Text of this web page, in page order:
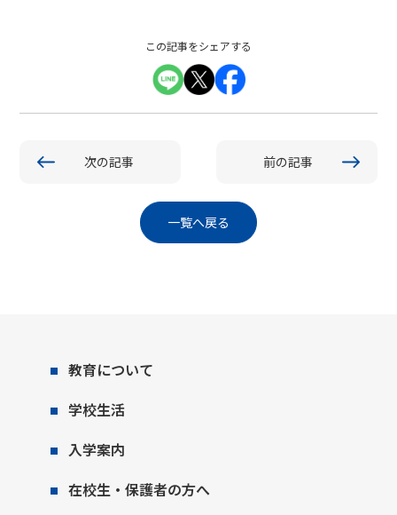
この記事をシェアする
次の記事 前の記事
一覧へ戻る
教育について
学校生活
入学案内
在校生・保護者の方へ